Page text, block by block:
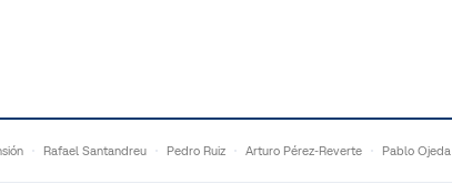
Rafael Santandreu Pedro Ruiz Arturo Pérez-Reverte Pablo Ojeda